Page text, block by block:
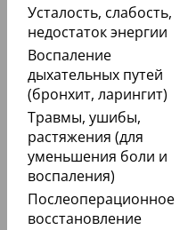
Усталость, слабость,
недостаток энергии
Воспаление
дыхательных путей
(бронхит, ларингит)
Травмы, ушибы,
растяжения (для
уменьшения боли и
воспаления)
Послеоперационное
восстановление